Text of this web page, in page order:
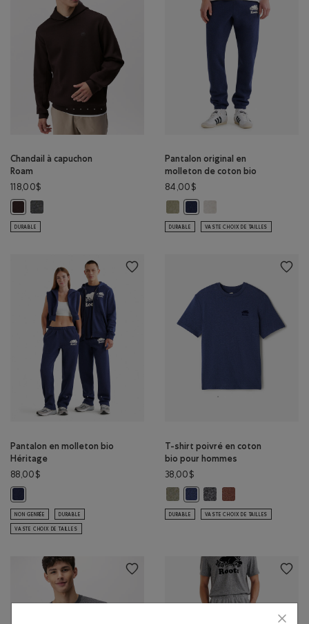
Chandail à capuchon
Roam
118,00$
Chandail à capuchon Roam: GRIS CHINÉ FONCÉ Couleur
DURABLE
Pantalon original en
molleton de coton bio
84,00$
Pantalon original en molleton de
DURABLE VASTE CHOIX DE TAILLES
Pantalon en molleton bio
Héritage
88,00$
Pantalon en molleton bio Héritage: MÉLANGE CRÉPUSCULE Couleur
NON GENRÉE DURABLE
VASTE CHOIX DE TAILLES
T-shirt poivré en coton
bio pour hommes
38,00$
T-shirt poivré en coton bio pour
T-shirt poivré en coton bio
T-shirt poivré en coton
DURABLE VASTE CHOIX DE TAILLES